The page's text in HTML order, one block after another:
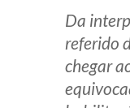
Da
referido
chegar